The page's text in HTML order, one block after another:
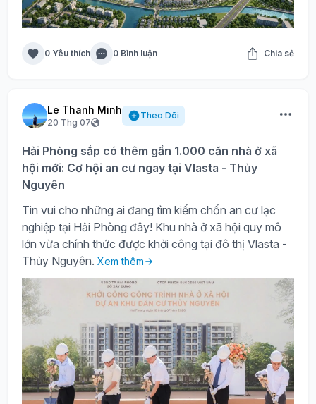
0 Yêu thích 0 Bình luận Chia sẻ
Le Thanh Minh
20 Thg 07
Theo Dõi
Hải Phòng sắp có thêm gần 1.000 căn nhà ở xã
hội mới: Cơ hội an cư ngay tại Vlasta - Thủy
Nguyên
Tin vui cho những ai đang tìm kiếm chốn an cư lạc
nghiệp tại Hải Phòng đây! Khu nhà ở xã hội quy mô
lớn vừa chính thức được khởi công tại đô thị Vlasta -
Thủy Nguyên. Xem thêm